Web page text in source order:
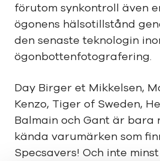
förutom synkontroll även
ögonens hälsotillstånd
den senaste teknologin
ögonbottenfotografering.
Day Birger et Mikkelsen,
Kenzo, Tiger of Sweden,
Balmain och Gant är bara
kända varumärken som
Specsavers! Och inte